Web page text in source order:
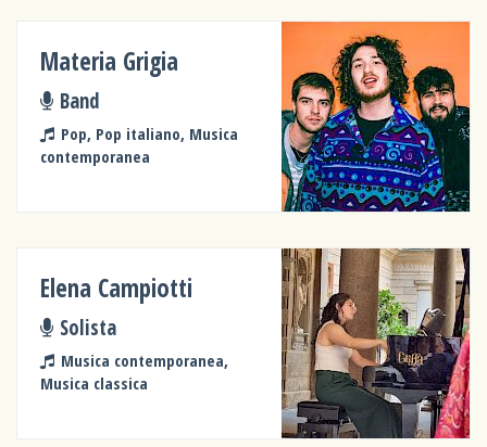
Materia Grigia
Band
Pop, Pop italiano, Musica
contemporanea
Elena Campiotti
Solista
Musica contemporanea,
Musica classica